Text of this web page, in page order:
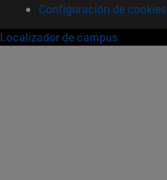
Configuración de cookies
Localizador de campus